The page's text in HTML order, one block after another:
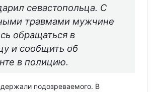
севастопольца. С
травмами мужчине
обращаться в
и сообщить об
в полицию.
подозреваемого. В